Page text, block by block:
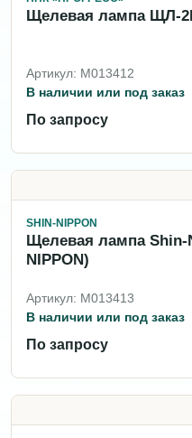
Щелевая лампа ЩЛ-
Артикул: M013412
В наличии или под заказ
По запросу
SHIN-NIPPON
Щелевая лампа Shin-
NIPPON)
Артикул: M013413
В наличии или под заказ
По запросу